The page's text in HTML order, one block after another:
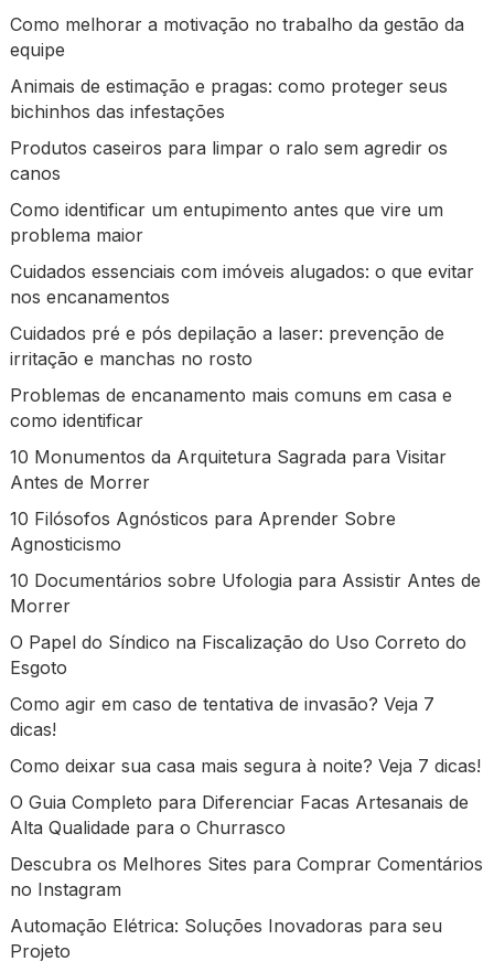
Como melhorar a motivação no trabalho da gestão da
equipe
Animais de estimação e pragas: como proteger seus
bichinhos das infestações
Produtos caseiros para limpar o ralo sem agredir os
canos
Como identificar um entupimento antes que vire um
problema maior
Cuidados essenciais com imóveis alugados: o que evitar
nos encanamentos
Cuidados pré e pós depilação a laser: prevenção de
irritação e manchas no rosto
Problemas de encanamento mais comuns em casa e
como identificar
10 Monumentos da Arquitetura Sagrada para Visitar
Antes de Morrer
10 Filósofos Agnósticos para Aprender Sobre
Agnosticismo
10 Documentários sobre Ufologia para Assistir Antes de
Morrer
O Papel do Síndico na Fiscalização do Uso Correto do
Esgoto
Como agir em caso de tentativa de invasão? Veja 7
dicas!
Como deixar sua casa mais segura à noite? Veja 7 dicas!
O Guia Completo para Diferenciar Facas Artesanais de
Alta Qualidade para o Churrasco
Descubra os Melhores Sites para Comprar Comentários
no Instagram
Automação Elétrica: Soluções Inovadoras para seu
Projeto